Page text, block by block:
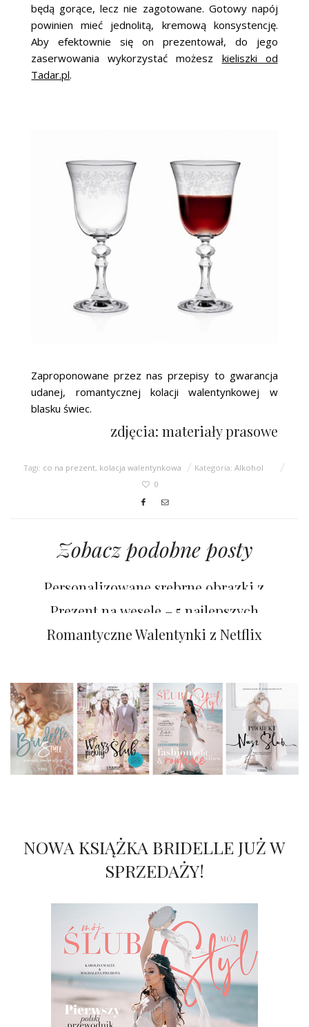
będą gorące, lecz nie zagotowane. Gotowy napój
powinien mieć jednolitą, kremową konsystencję.
Aby efektownie się on prezentował, do jego
zaserwowania wykorzystać możesz kieliszki od
Tadar.pl.
Zaproponowane przez nas przepisy to gwarancja
udanej, romantycznej kolacji walentynkowej w
blasku świec.
zdjęcia: materiały prasowe
Tagi: co na prezent, kolacja walentynkowa Kategoria: Alkohol
0
Zobacz podobne posty
Personalizowane srebrne obrazki z
grawerem to pamiątka na całe życie
Prezent na wesele – 5 najlepszych
pomysłów
Romantyczne Walentynki z Netflix
NOWA KSIĄŻKA BRIDELLE JUŻ W
SPRZEDAŻY!